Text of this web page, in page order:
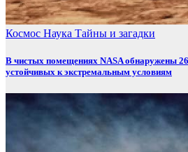
Космос Наука Тайны и загадки
В чистых помещениях NASA обнаружены
устойчивых к экстремальным условиям